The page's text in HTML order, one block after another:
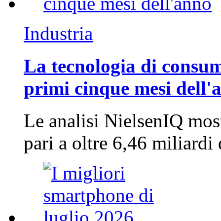
Industria
La tecnologia di
primi cinque mesi
Le analisi NielsenIQ
pari a oltre 6,46